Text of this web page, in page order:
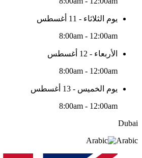
يوم الثلاثاء - 11 أغسطس
8:00am - 12:00am
الأربعاء - 12 أغسطس
8:00am - 12:00am
يوم الخميس - 13 أغسطس
8:00am - 12:00am
Dubai
Arabic